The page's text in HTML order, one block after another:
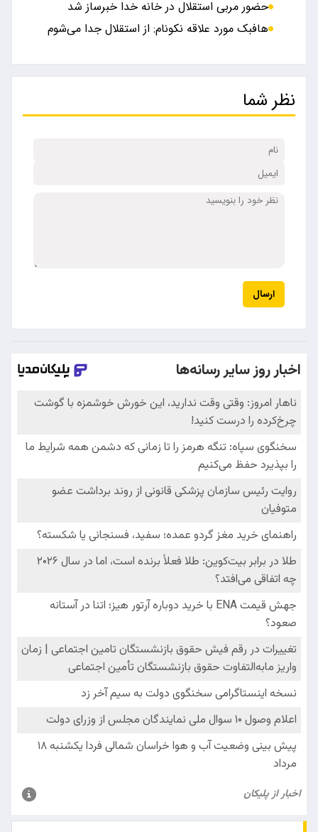
حضور مربی استقلال در خانه خدا خبرساز شد
هافبک مورد علاقه نکونام: از استقلال جدا می‌شوم
نظر شما
ارسال